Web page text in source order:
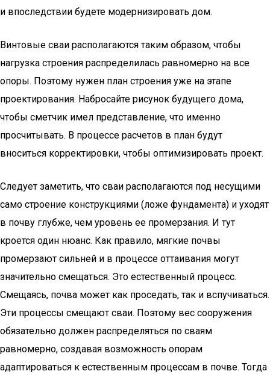
и впоследствии будете модернизировать дом.
Винтовые сваи располагаются таким образом, чтобы
нагрузка строения распределилась равномерно на все
опоры. Поэтому нужен план строения уже на этапе
проектирования. Набросайте рисунок будущего дома,
чтобы сметчик имел представление, что именно
просчитывать. В процессе расчетов в план будут
вноситься корректировки, чтобы оптимизировать проект.
Следует заметить, что сваи располагаются под несущими
само строение конструкциями (ложе фундамента) и уходят
в почву глубже, чем уровень ее промерзания. И тут
кроется один нюанс. Как правило, мягкие почвы
промерзают сильней и в процессе оттаивания могут
значительно смещаться. Это естественный процесс.
Смещаясь, почва может как проседать, так и вспучиваться.
Эти процессы смещают сваи. Поэтому вес сооружения
обязательно должен распределяться по сваям
равномерно, создавая возможность опорам
адаптироваться к естественным процессам в почве. Тогда